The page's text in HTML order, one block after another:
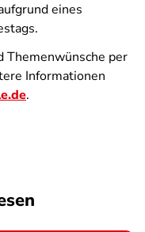
eines
Themenwünsche per
Informationen
.